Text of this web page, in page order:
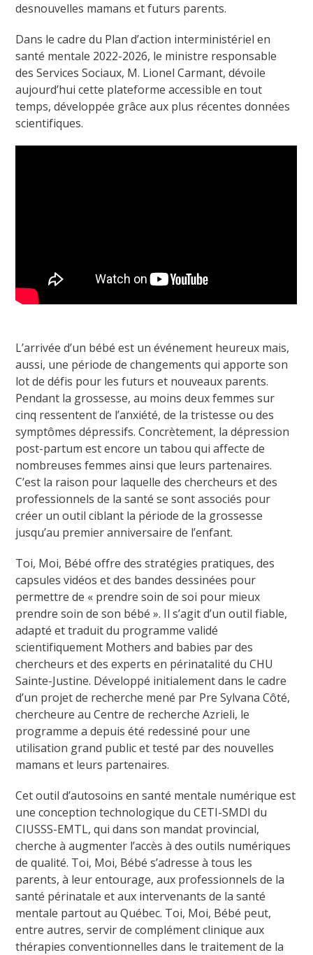
desnouvelles mamans et futurs parents.
Dans le cadre du Plan d’action interministériel en
santé mentale 2022-2026, le ministre responsable
des Services Sociaux, M. Lionel Carmant, dévoile
aujourd’hui cette plateforme accessible en tout
temps, développée grâce aux plus récentes données
scientifiques.
L’arrivée d’un bébé est un événement heureux mais,
aussi, une période de changements qui apporte son
lot de défis pour les futurs et nouveaux parents.
Pendant la grossesse, au moins deux femmes sur
cinq ressentent de l’anxiété, de la tristesse ou des
symptômes dépressifs. Concrètement, la dépression
post-partum est encore un tabou qui affecte de
nombreuses femmes ainsi que leurs partenaires.
C’est la raison pour laquelle des chercheurs et des
professionnels de la santé se sont associés pour
créer un outil ciblant la période de la grossesse
jusqu’au premier anniversaire de l’enfant.
Toi, Moi, Bébé offre des stratégies pratiques, des
capsules vidéos et des bandes dessinées pour
permettre de « prendre soin de soi pour mieux
prendre soin de son bébé ». Il s’agit d’un outil fiable,
adapté et traduit du programme validé
scientifiquement Mothers and babies par des
chercheurs et des experts en périnatalité du CHU
Sainte-Justine. Développé initialement dans le cadre
d’un projet de recherche mené par Pre Sylvana Côté,
chercheure au Centre de recherche Azrieli, le
programme a depuis été redessiné pour une
utilisation grand public et testé par des nouvelles
mamans et leurs partenaires.
Cet outil d’autosoins en santé mentale numérique est
une conception technologique du CETI-SMDI du
CIUSSS-EMTL, qui dans son mandat provincial,
cherche à augmenter l’accès à des outils numériques
de qualité. Toi, Moi, Bébé s’adresse à tous les
parents, à leur entourage, aux professionnels de la
santé périnatale et aux intervenants de la santé
mentale partout au Québec. Toi, Moi, Bébé peut,
entre autres, servir de complément clinique aux
thérapies conventionnelles dans le traitement de la